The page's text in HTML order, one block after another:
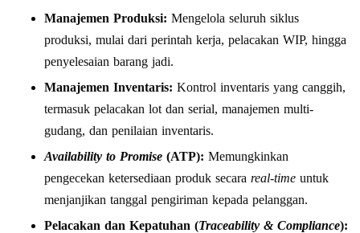
Manajemen Produksi: Mengelola seluruh siklus
produksi, mulai dari perintah kerja, pelacakan WIP, hingga
penyelesaian barang jadi.
Manajemen Inventaris: Kontrol inventaris yang canggih,
termasuk pelacakan lot dan serial, manajemen multi-
gudang, dan penilaian inventaris.
Availability to Promise (ATP): Memungkinkan
pengecekan ketersediaan produk secara real-time untuk
menjanjikan tanggal pengiriman kepada pelanggan.
Pelacakan dan Kepatuhan (Traceability & Compliance):